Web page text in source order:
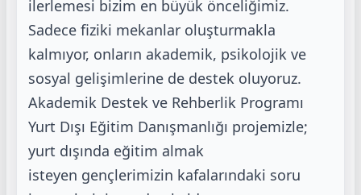
ilerlemesi bizim en büyük önceliğimiz.
Sadece fiziki mekanlar oluşturmakla
kalmıyor, onların akademik, psikolojik ve
sosyal gelişimlerine de destek oluyoruz.
Akademik Destek ve Rehberlik Programı
Yurt Dışı Eğitim Danışmanlığı projemizle;
yurt dışında eğitim almak
isteyen gençlerimizin kafalarındaki soru